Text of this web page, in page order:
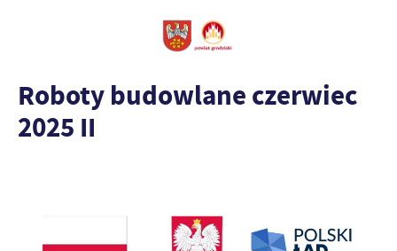
Roboty budowlane czerwiec
2025 II